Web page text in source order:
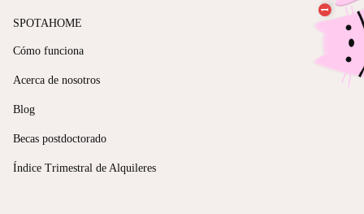
SPOTAHOME
Cómo funciona
Acerca de nosotros
Blog
Becas postdoctorado
Índice Trimestral de Alquileres